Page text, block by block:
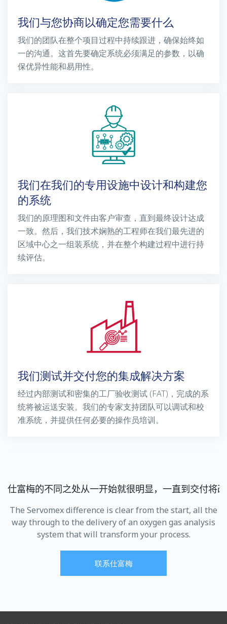
我们与您协商以确定您需要什么
我们的团队在整个项目过程中持续跟进，确保始终如
一的沟通。这首先要确定系统必须满足的参数，以确
保优异性能和易用性。
我们在我们的专用设施中设计和构建您
的系统
我们的原理图和文件由客户审查，直到最终设计达成
一致。然后，我们技术娴熟的工程师在我们最先进的
区域中心之一组装系统，并在整个构建过程中进行持
续评估。
我们测试并交付您的集成解决方案
经过内部测试和密集的工厂验收测试 (FAT)，完成的系
统将被运送安装。我们的专家支持团队可以调试和校
准系统，并提供任何必要的操作员培训。
仕富梅的不同之处从一开始就很明显，一直到交付将
The Servomex difference is clear from the start, all the
way through to the delivery of an oxygen gas analysis
system that will transform your process.
联系仕富梅